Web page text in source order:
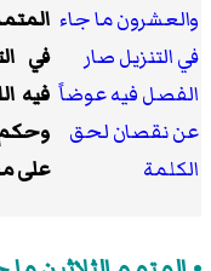
والعشرون ما جاء
في التنزيل صار
الفصل فيه عوضاً
عن نقصان لحق
الكلمة
في
فيه
على